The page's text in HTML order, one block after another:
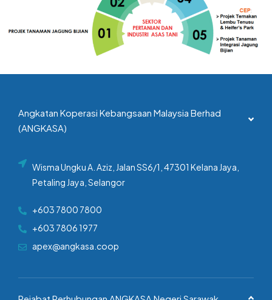
Angkatan Koperasi Kebangsaan Malaysia Berhad
(ANGKASA)
Wisma Ungku A. Aziz, Jalan SS6/1, 47301 Kelana Jaya,
Petaling Jaya, Selangor
+603 7800 7800
+603 7806 1977
apex@angkasa.coop